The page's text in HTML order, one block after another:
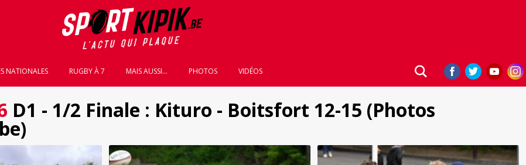
NATIONALES RUGBY À 7 MAIS AUSSI... PHOTOS VIDÉOS
D1 - 1/2 Finale : Kituro - Boitsfort 12-15 (Photos